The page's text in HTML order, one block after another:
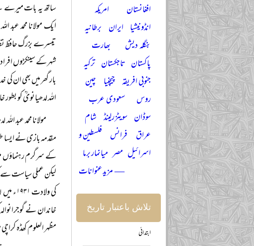
ساتھ یہ بات میرے
ایک مولانا محمد
تیسرے بزرگ حافظ
شہر کے سینکڑوں
بار گھر میں بھی ان
اللہ لدھیانویؒ کو
مولانا محمد عبد
مقدمہ بازی نے ایسا
کے سرگرم رہنماؤں
لیکن عملی سیاست سے
کی
مظہر العلوم کھڈہ
افغانستان
امریکہ
انڈونیشیا ایران برطانیہ
بنگلہ دیش
بھارت
پاکستان تاجکستان ترکیہ
جنوبی افریقہ چیچنیا چین
روس
سعودی عرب
سوڈان سویٹزرلینڈ شام
عراق فرانس فلسطین و
اسرائیل مصر میانمار برما
— مزید عنوانات
تلاش باعتبار تاریخ
ابتدائی